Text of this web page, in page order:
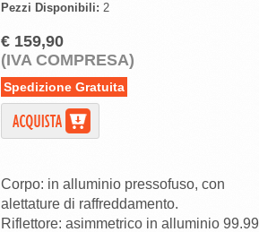
Pezzi Disponibili: 2
€ 159,90
(IVA COMPRESA)
Spedizione Gratuita
Corpo: in alluminio pressofuso, con
alettature di raffreddamento.
Riflettore: asimmetrico in alluminio 99.99